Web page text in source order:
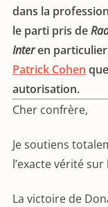
dans la
le parti pris de
Interen
Patrick Cohen
autorisation.
Cher confrère,
Je soutiens
l’exacte vérité
La victoire de